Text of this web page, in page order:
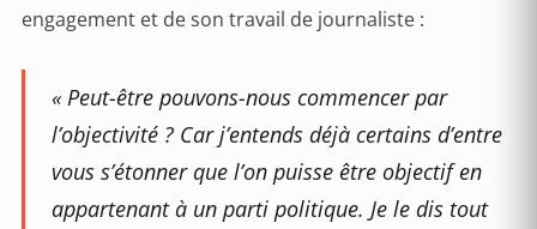
engagement et de son travail de journaliste :
« Peut-être pouvons-nous commencer par
l’objectivité ? Car j’entends déjà certains d’entre
vous s’étonner que l’on puisse être objectif en
appartenant à un parti politique. Je le dis tout